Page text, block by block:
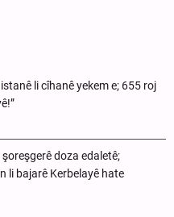
li cîhanê yekem e; 655 roj
doza edaletê;
li bajarê Kerbelayê hate